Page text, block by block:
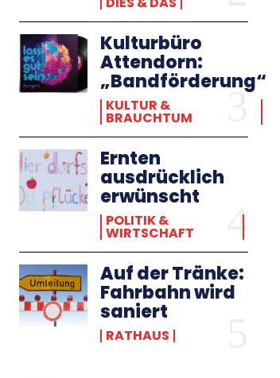
Kulturbüro
Attendorn:
„Bandförderung“
KULTUR &
BRAUCHTUM
Ernten
ausdrücklich
erwünscht
POLITIK &
WIRTSCHAFT
Auf der Tränke:
Fahrbahn wird
saniert
RATHAUS